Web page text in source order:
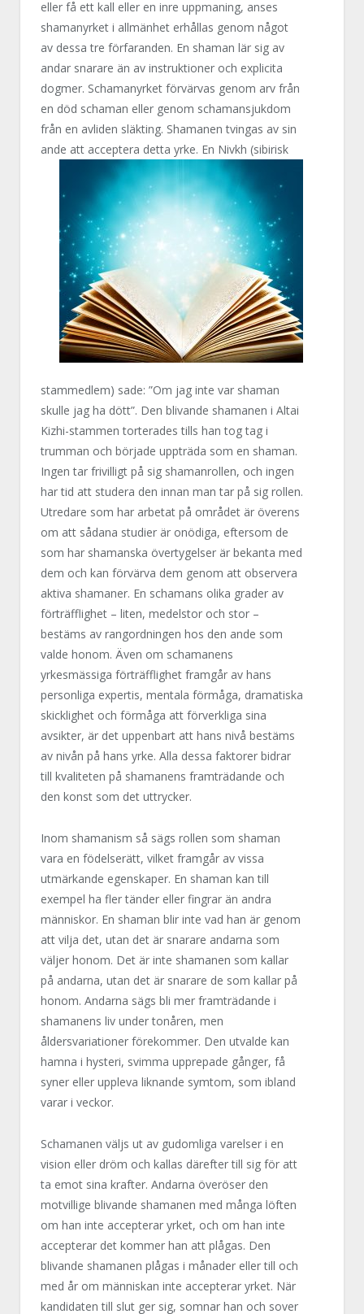
eller få ett kall eller en inre uppmaning, anses
shamanyrket i allmänhet erhållas genom något
av dessa tre förfaranden. En shaman lär sig av
andar snarare än av instruktioner och explicita
dogmer. Schamanyrket förvärvas genom arv från
en död schaman eller genom schamansjukdom
från en avliden släkting. Shamanen tvingas av sin
ande att acceptera detta yrke. En Nivkh (sibirisk
stammedlem) sade: ”Om jag inte var shaman
skulle jag ha dött”. Den blivande shamanen i Altai
Kizhi-stammen torterades tills han tog tag i
trumman och började uppträda som en shaman.
Ingen tar frivilligt på sig shamanrollen, och ingen
har tid att studera den innan man tar på sig rollen.
Utredare som har arbetat på området är överens
om att sådana studier är onödiga, eftersom de
som har shamanska övertygelser är bekanta med
dem och kan förvärva dem genom att observera
aktiva shamaner. En schamans olika grader av
förträfflighet – liten, medelstor och stor –
bestäms av rangordningen hos den ande som
valde honom. Även om schamanens
yrkesmässiga förträfflighet framgår av hans
personliga expertis, mentala förmåga, dramatiska
skicklighet och förmåga att förverkliga sina
avsikter, är det uppenbart att hans nivå bestäms
av nivån på hans yrke. Alla dessa faktorer bidrar
till kvaliteten på shamanens framträdande och
den konst som det uttrycker.
Inom shamanism så sägs rollen som shaman
vara en födelserätt, vilket framgår av vissa
utmärkande egenskaper. En shaman kan till
exempel ha fler tänder eller fingrar än andra
människor. En shaman blir inte vad han är genom
att vilja det, utan det är snarare andarna som
väljer honom. Det är inte shamanen som kallar
på andarna, utan det är snarare de som kallar på
honom. Andarna sägs bli mer framträdande i
shamanens liv under tonåren, men
åldersvariationer förekommer. Den utvalde kan
hamna i hysteri, svimma upprepade gånger, få
syner eller uppleva liknande symtom, som ibland
varar i veckor.
Schamanen väljs ut av gudomliga varelser i en
vision eller dröm och kallas därefter till sig för att
ta emot sina krafter. Andarna överöser den
motvillige blivande shamanen med många löften
om han inte accepterar yrket, och om han inte
accepterar det kommer han att plågas. Den
blivande shamanen plågas i månader eller till och
med år om människan inte accepterar yrket. När
kandidaten till slut ger sig, somnar han och sover